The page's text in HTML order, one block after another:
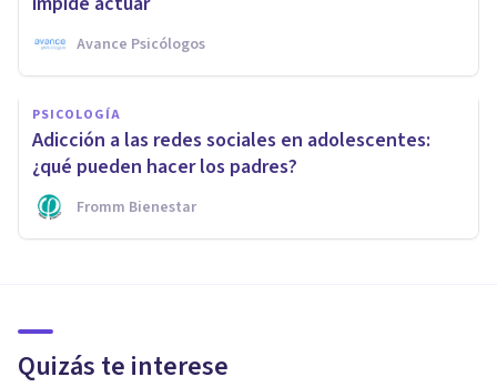
Avance Psicólogos
PSICOLOGÍA
Adicción a las redes sociales en adolescentes:
¿qué pueden hacer los padres?
Fromm Bienestar
Quizás te interese